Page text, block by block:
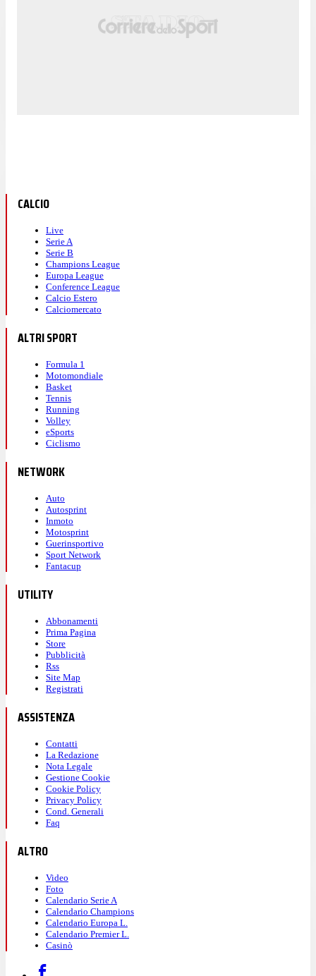
CALCIO
Live
Serie A
Serie B
Champions League
Europa League
Conference League
Calcio Estero
Calciomercato
ALTRI SPORT
Formula 1
Motomondiale
Basket
Tennis
Running
Volley
eSports
Ciclismo
NETWORK
Auto
Autosprint
Inmoto
Motosprint
Guerinsportivo
Sport Network
Fantacup
UTILITY
Abbonamenti
Prima Pagina
Store
Pubblicità
Rss
Site Map
Registrati
ASSISTENZA
Contatti
La Redazione
Nota Legale
Gestione Cookie
Cookie Policy
Privacy Policy
Cond. Generali
Faq
ALTRO
Video
Foto
Calendario Serie A
Calendario Champions
Calendario Europa L.
Calendario Premier L.
Casinò